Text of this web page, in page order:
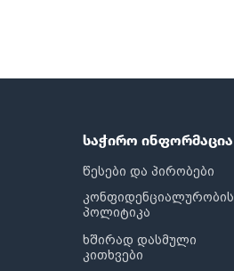
საჭირო ინფორმაცია
წესები და პირობები
კონფიდენციალურობის
პოლიტიკა
ხშირად დასმული
კითხვები